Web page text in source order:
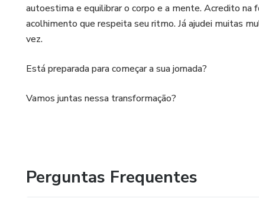
autoestima e equilibrar o corpo e a mente. Acredito na
acolhimento que respeita seu ritmo. Já ajudei muitas
vez.
Está preparada para começar a sua jornada?
Vamos juntas nessa transformação?
Perguntas Frequentes